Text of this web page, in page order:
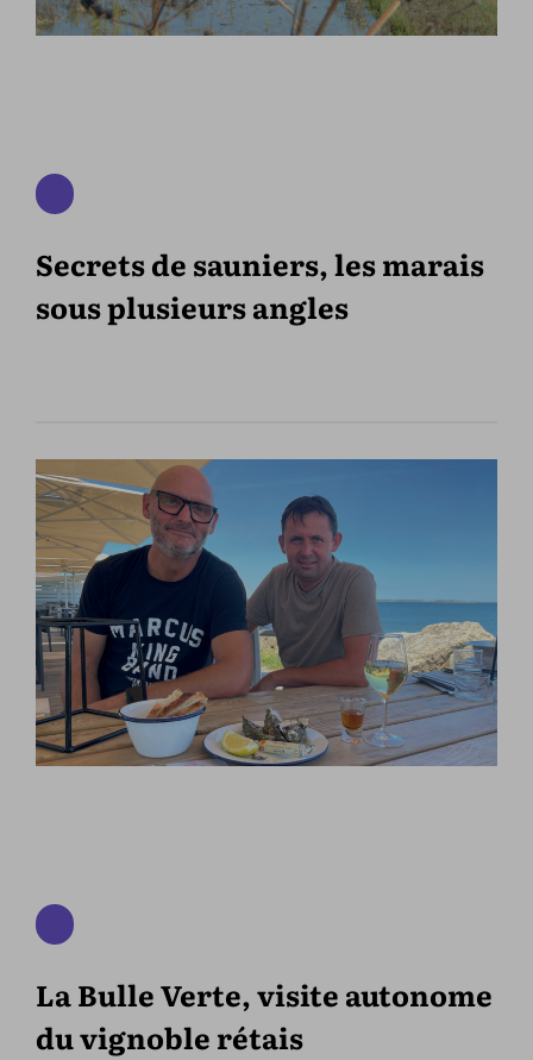
Secrets de sauniers, les marais
sous plusieurs angles
La Bulle Verte, visite autonome
du vignoble rétais